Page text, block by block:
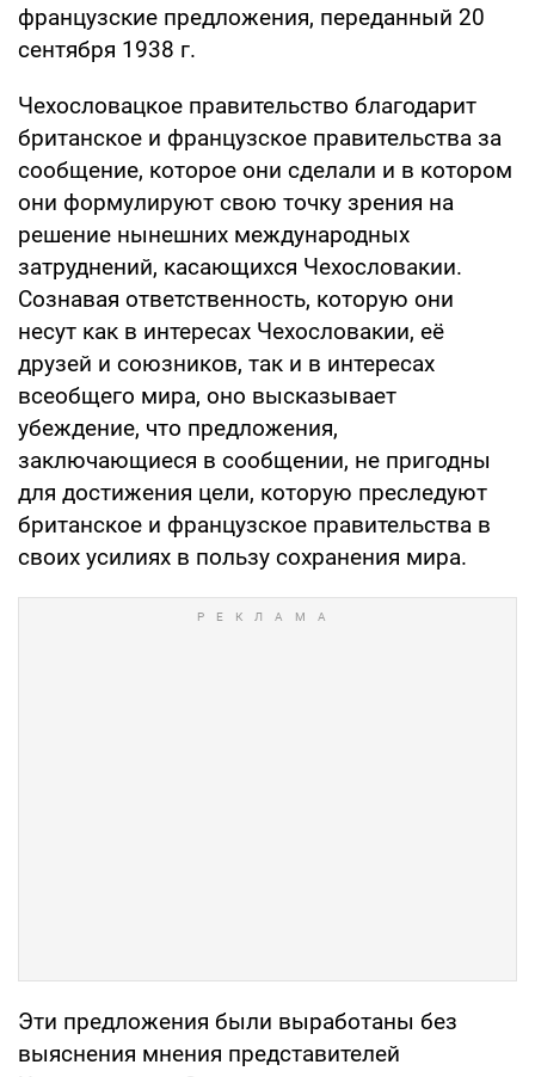
французские предложения, переданный 20
сентября 1938 г.
Чехословацкое правительство благодарит
британское и французское правительства за
сообщение, которое они сделали и в котором
они формулируют свою точку зрения на
решение нынешних международных
затруднений, касающихся Чехословакии.
Сознавая ответственность, которую они
несут как в интересах Чехословакии, её
друзей и союзников, так и в интересах
всеобщего мира, оно высказывает
убеждение, что предложения,
заключающиеся в сообщении, не пригодны
для достижения цели, которую преследуют
британское и французское правительства в
своих усилиях в пользу сохранения мира.
Эти предложения были выработаны без
выяснения мнения представителей